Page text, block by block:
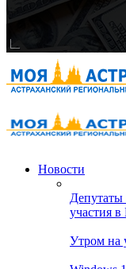
Новости
участия
Утром на